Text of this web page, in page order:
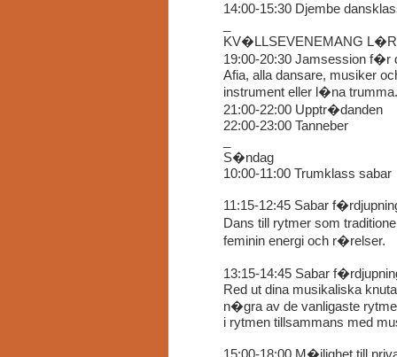
14:00-15:30 Djembe
KV�LLSEVENEMANG L�R
19:00-20:30 Jamsession f�r
Afia, alla dansare, musiker
instrument eller l�na trumma.
21:00-22:00 Upptr�danden
22:00-23:00 Tanneber
S�ndag
10:00-11:00 Trumklass sabar
11:15-12:45 Sabar
Dans till rytmer som
feminin energi och r�relser.
13:15-14:45 Sabar
Red ut dina musikaliska
n�gra av de vanligaste
i rytmen tillsammans med
15:00-18:00 M�jlighet till